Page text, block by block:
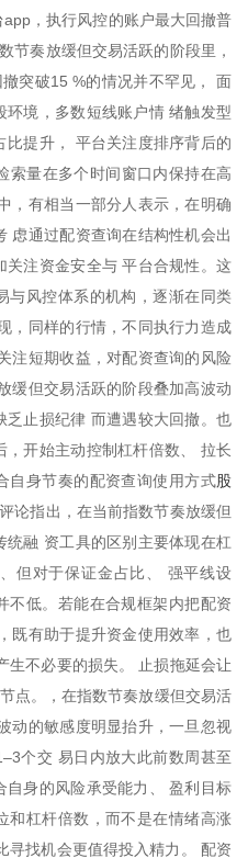
，执行风控的账户最大回撤普
节奏放缓但交易活跃的阶段里，
突破15 %的情况并不罕见， 面
境，多数短线账户情 绪触发型
提升， 平台关注度排序背后的
索量在多个时间窗口内保持在高
，有相当一部分人表示，在明确
虑通过配资查询在结构性机会出
注资金安全与 平台合规性。这
与风控体系的机构，逐渐在同类
，同样的行情，不同执行力造成
注短期收益，对配资查询的风险
缓但交易活跃的阶段叠加高波动
乏止损纪律 而遭遇较大回撤。也
开始主动控制杠杆倍数、 拉长
自身节奏的配资查询使用方式股
论指出，在当前指数节奏放缓但
融 资工具的区别主要体现在杠
但对于保证金占比、 强平线设
不低。若能在合规框架内把配资
既有助于提升资金使用效率，也
生不必要的损失。 止损拖延会让
点。，在指数节奏放缓但交易活
动的敏感度明显抬升，一旦忽视
个交 易日内放大此前数周甚至
身的风险承受能力、 盈利目标
和杠杆倍数，而不是在情绪高涨
寻找机会更值得投入精力。 配资